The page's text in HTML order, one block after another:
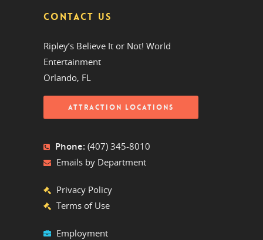
CONTACT US
Ripley’s Believe It or Not! World
Entertainment
Orlando, FL
ATTRACTION LOCATIONS
Phone: (407) 345-8010
Emails by Department
Privacy Policy
Terms of Use
Employment